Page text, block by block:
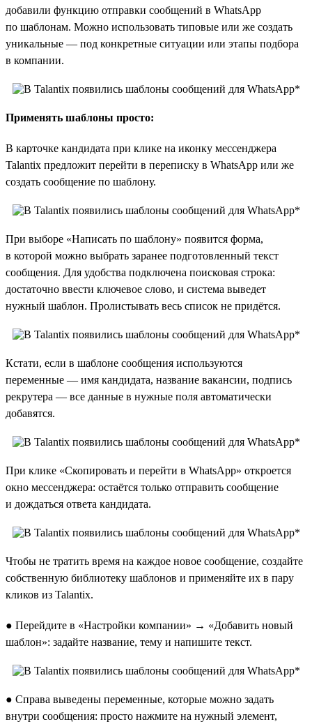
добавили функцию отправки сообщений в WhatsApp
по шаблонам. Можно использовать типовые или же создать
уникальные — под конкретные ситуации или этапы подбора
в компании.
Применять шаблоны просто:
В карточке кандидата при клике на иконку мессенджера
Talantix предложит перейти в переписку в WhatsApp или же
создать сообщение по шаблону.
При выборе «Написать по шаблону» появится форма,
в которой можно выбрать заранее подготовленный текст
сообщения. Для удобства подключена поисковая строка:
достаточно ввести ключевое слово, и система выведет
нужный шаблон. Пролистывать весь список не придётся.
Кстати, если в шаблоне сообщения используются
переменные — имя кандидата, название вакансии, подпись
рекрутера — все данные в нужные поля автоматически
добавятся.
При клике «Скопировать и перейти в WhatsApp» откроется
окно мессенджера: остаётся только отправить сообщение
и дождаться ответа кандидата.
Чтобы не тратить время на каждое новое сообщение, создайте
собственную библиотеку шаблонов и применяйте их в пару
кликов из Talantix.
● Перейдите в «Настройки компании» → «Добавить новый
шаблон»: задайте название, тему и напишите текст.
● Справа выведены переменные, которые можно задать
внутри сообщения: просто нажмите на нужный элемент,